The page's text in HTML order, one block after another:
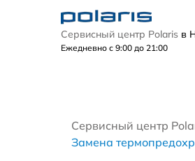
Сервисный центр Polaris в
Ежедневно с 9:00 до 21:00
Сервисный центр
Замена